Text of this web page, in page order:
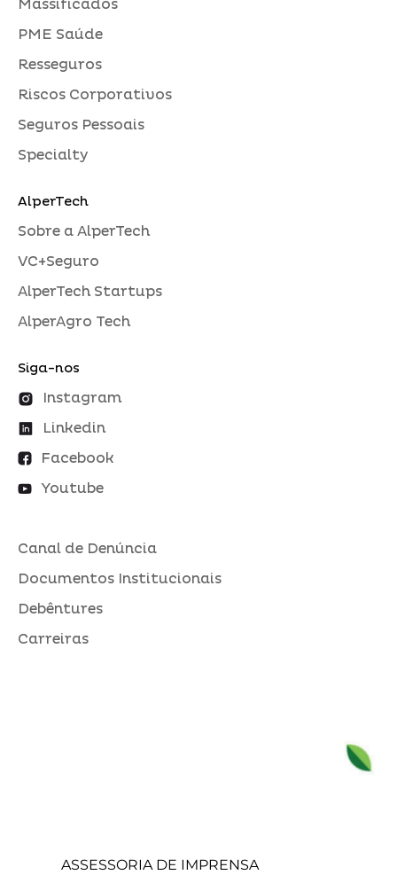
Massificados
PME Saúde
Resseguros
Riscos Corporativos
Seguros Pessoais
Specialty
AlperTech
Sobre a AlperTech
VC+Seguro
AlperTech Startups
AlperAgro Tech
Siga-nos
Instagram
Linkedin
Facebook
Youtube
Canal de Denúncia
Documentos Institucionais
Debêntures
Carreiras
ASSESSORIA DE IMPRENSA